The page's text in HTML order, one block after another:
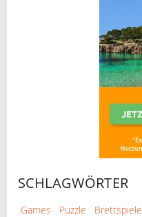
SCHLAGWÖRTER
Games Puzzle Brettspiele